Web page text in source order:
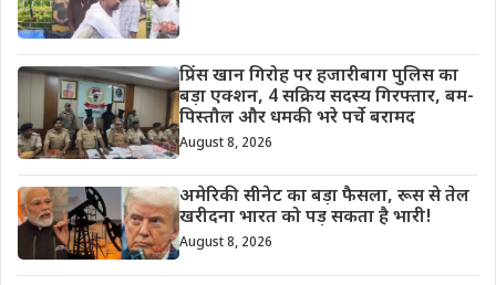
प्रिंस खान गिरोह पर हजारीबाग पुलिस का
बड़ा एक्शन, 4 सक्रिय सदस्य गिरफ्तार, बम-
पिस्तौल और धमकी भरे पर्चे बरामद
August 8, 2026
अमेरिकी सीनेट का बड़ा फैसला, रूस से तेल
खरीदना भारत को पड़ सकता है भारी!
August 8, 2026